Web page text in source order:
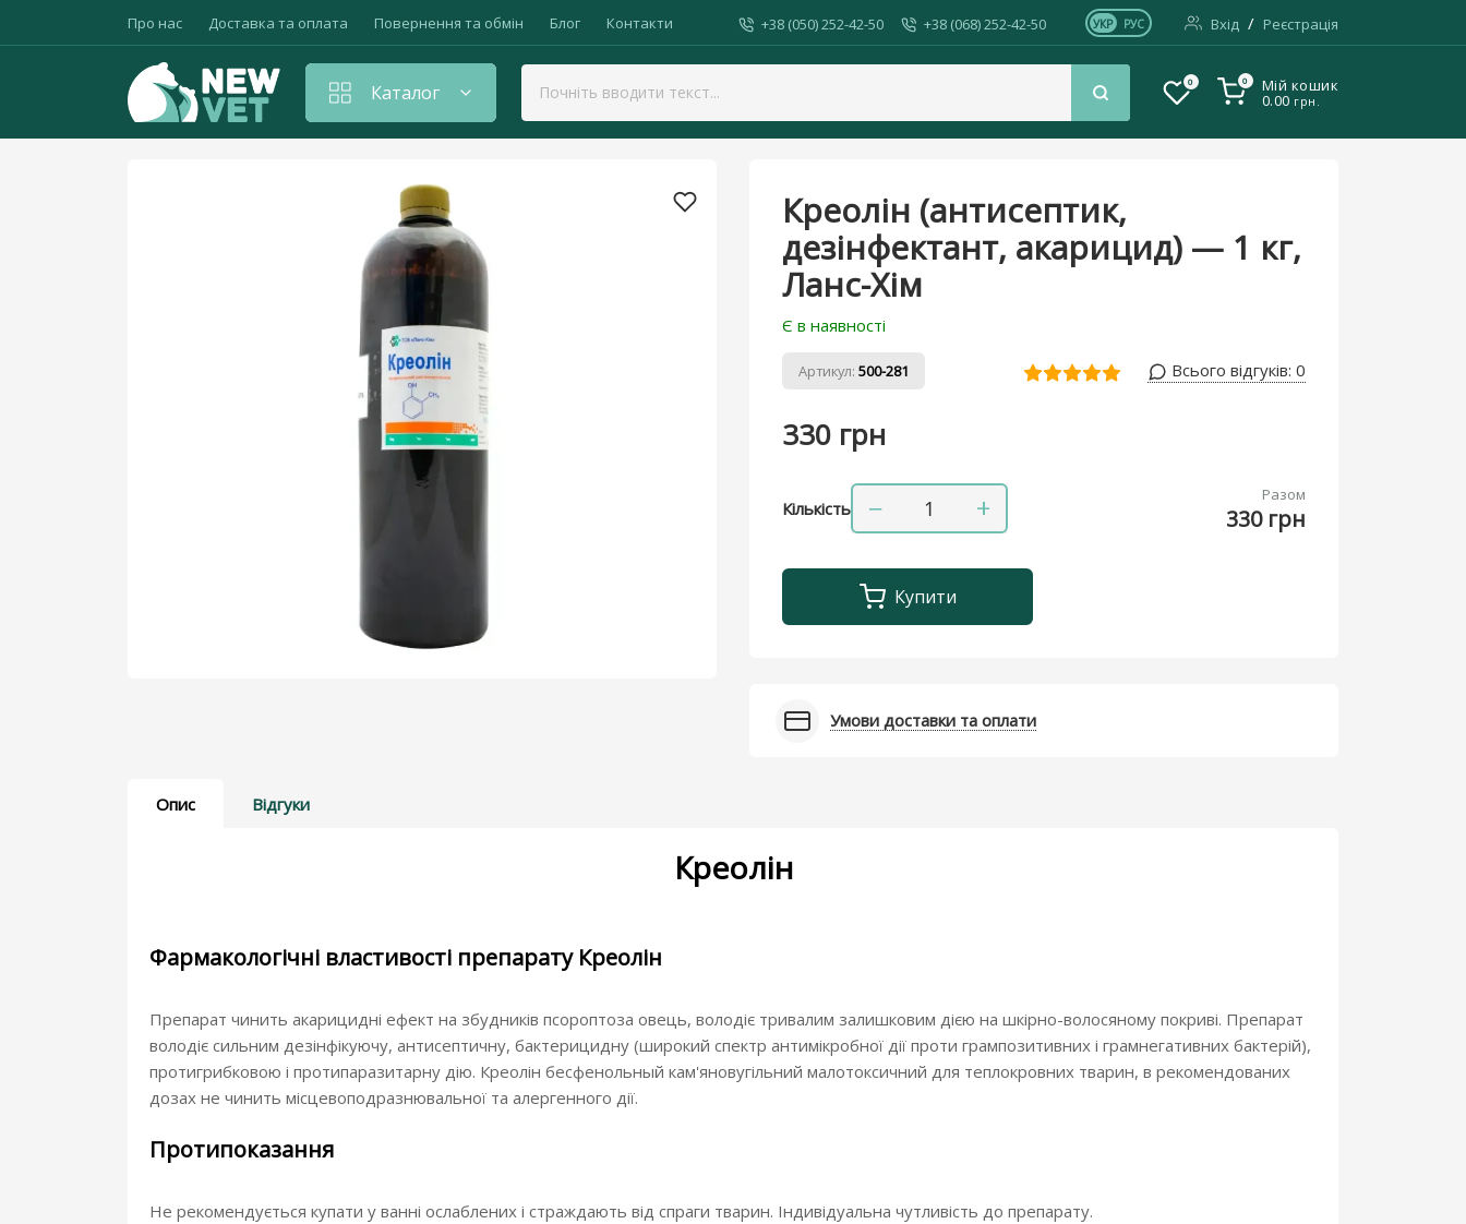
Про нас Доставка та оплата Повернення та обмін Блог Контакти +38 (050) 252-42-50 +38 (068) 252-42-50 УКР РУС Вхід / Реєстрація
Антистресові та седативні препарати
Вакцини, сировотки, щеплення
Гормональні засоби, контрацептиви
Каталог 0 0 Мій кошик
0.00 грн.
Головна Дезінфікуючі засоби Креолін (антисептик, дезінфектант, акарицид) — 1 кг, Ланс-Хім
Креолін (антисептик,
дезінфектант, акарицид) — 1 кг,
Ланс-Хім
Є в наявності
Артикул: 500-281 Всього відгуків: 0
330 грн
Кількість − + Разом
330 грн
Купити
Умови доставки та оплати
Опис Відгуки
Креолін
Фармакологічні властивості препарату Креолін
Препарат чинить акарицидні ефект на збудників псороптоза овець, володіє тривалим залишковим дією на шкірно-волосяному покриві. Препарат
володіє сильним дезінфікуючу, антисептичну, бактерицидну (широкий спектр антимікробної дії проти грампозитивних і грамнегативних бактерій),
протигрибковою і протипаразитарну дію. Креолін бесфенольный кам'яновугільний малотоксичний для теплокровних тварин, в рекомендованих
дозах не чинить місцевоподразнювальної та алергенного дії.
Протипоказання
Не рекомендується купати у ванні ослаблених і страждають від спраги тварин. Індивідуальна чутливість до препарату.